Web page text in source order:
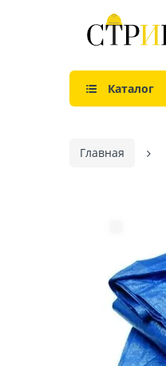
Каталог
Главная